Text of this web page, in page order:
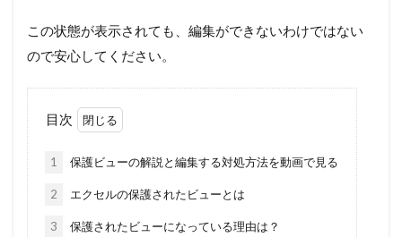
この状態が表示されても、編集ができないわけではない
ので安心してください。
目次
1 保護ビューの解説と編集する対処方法を動画で見る
2 エクセルの保護されたビューとは
3 保護されたビューになっている理由は？